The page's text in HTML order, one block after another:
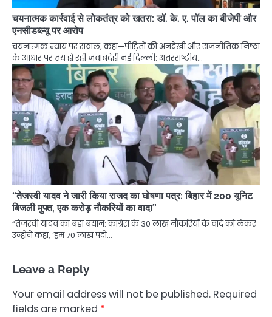
चयनात्मक कार्रवाई से लोकतंत्र को खतरा: डॉ. के. ए. पॉल का बीजेपी और
एनसीडब्ल्यू पर आरोप
चयनात्मक न्याय पर सवाल, कहा—पीड़ितों की अनदेखी और राजनीतिक निष्ठा
के आधार पर तय हो रही जवाबदेही नई दिल्ली: अंतरराष्ट्रीय…
“तेजस्वी यादव ने जारी किया राजद का घोषणा पत्र: बिहार में 200 यूनिट
बिजली मुफ्त, एक करोड़ नौकरियों का वादा”
“तेजस्वी यादव का बड़ा बयान: कांग्रेस के 30 लाख नौकरियों के वादे को लेकर
उन्होंने कहा, ‘हम 70 लाख पदों…
Leave a Reply
Your email address will not be published. Required
fields are marked *